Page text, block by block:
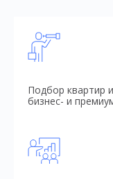
Подбор квартир
бизнес- и